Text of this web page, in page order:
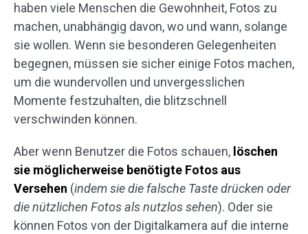
haben viele Menschen die Gewohnheit, Fotos zu
machen, unabhängig davon, wo und wann, solange
sie wollen. Wenn sie besonderen Gelegenheiten
begegnen, müssen sie sicher einige Fotos machen,
um die wundervollen und unvergesslichen
Momente festzuhalten, die blitzschnell
verschwinden können.
Aber wenn Benutzer die Fotos schauen, löschen
sie möglicherweise benötigte Fotos aus
Versehen (indem sie die falsche Taste drücken oder
die nützlichen Fotos als nutzlos sehen). Oder sie
können Fotos von der Digitalkamera auf die interne